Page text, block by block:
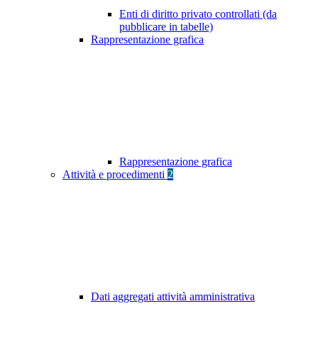
Enti di diritto privato controllati (da
pubblicare in tabelle)
Rappresentazione grafica
Rappresentazione grafica
Attività e procedimenti 2
Dati aggregati attività amministrativa